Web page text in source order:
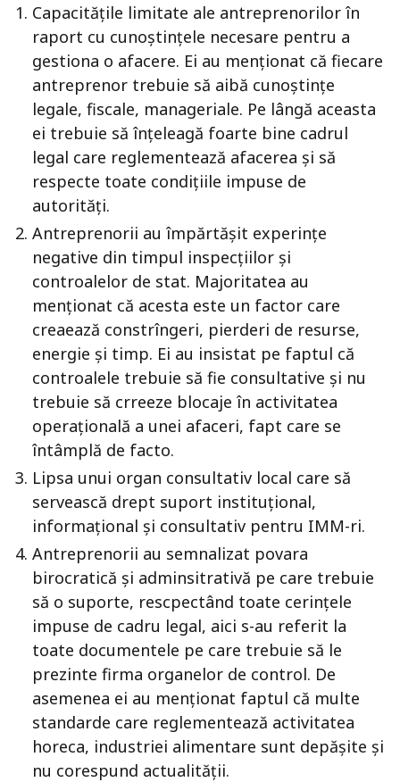
Capacitățile limitate ale antreprenorilor în
raport cu cunoștințele necesare pentru a
gestiona o afacere. Ei au menționat că fiecare
antreprenor trebuie să aibă cunoștințe
legale, fiscale, manageriale. Pe lângă aceasta
ei trebuie să înțeleagă foarte bine cadrul
legal care reglementează afacerea și să
respecte toate condițiile impuse de
autorități.
Antreprenorii au împărtășit experințe
negative din timpul inspecțiilor și
controalelor de stat. Majoritatea au
menționat că acesta este un factor care
creaează constrîngeri, pierderi de resurse,
energie și timp. Ei au insistat pe faptul că
controalele trebuie să fie consultative și nu
trebuie să crreeze blocaje în activitatea
operațională a unei afaceri, fapt care se
întâmplă de facto.
Lipsa unui organ consultativ local care să
servească drept suport instituțional,
informațional și consultativ pentru IMM-ri.
Antreprenorii au semnalizat povara
birocratică și adminsitrativă pe care trebuie
să o suporte, rescpectând toate cerințele
impuse de cadru legal, aici s-au referit la
toate documentele pe care trebuie să le
prezinte firma organelor de control. De
asemenea ei au menționat faptul că multe
standarde care reglementează activitatea
horeca, industriei alimentare sunt depășite și
nu corespund actualității.